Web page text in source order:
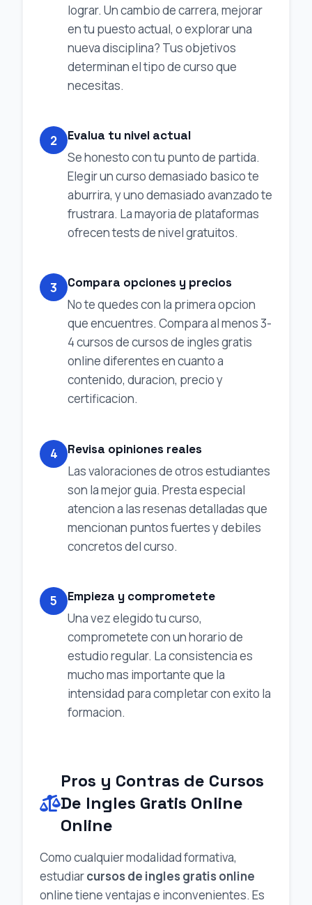
lograr. Un cambio de carrera, mejorar
en tu puesto actual, o explorar una
nueva disciplina? Tus objetivos
determinan el tipo de curso que
necesitas.
2 Evalua tu nivel actual
Se honesto con tu punto de partida.
Elegir un curso demasiado basico te
aburrira, y uno demasiado avanzado te
frustrara. La mayoria de plataformas
ofrecen tests de nivel gratuitos.
3 Compara opciones y precios
No te quedes con la primera opcion
que encuentres. Compara al menos 3-
4 cursos de cursos de ingles gratis
online diferentes en cuanto a
contenido, duracion, precio y
certificacion.
4 Revisa opiniones reales
Las valoraciones de otros estudiantes
son la mejor guia. Presta especial
atencion a las resenas detalladas que
mencionan puntos fuertes y debiles
concretos del curso.
5 Empieza y comprometete
Una vez elegido tu curso,
comprometete con un horario de
estudio regular. La consistencia es
mucho mas importante que la
intensidad para completar con exito la
formacion.
Pros y Contras de Cursos
De Ingles Gratis Online
Online
Como cualquier modalidad formativa,
estudiarcursos de ingles gratis online
online tiene ventajas e inconvenientes. Es